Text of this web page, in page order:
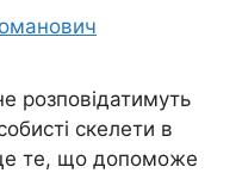
розповідатимуть
скелети в
те, що допоможе